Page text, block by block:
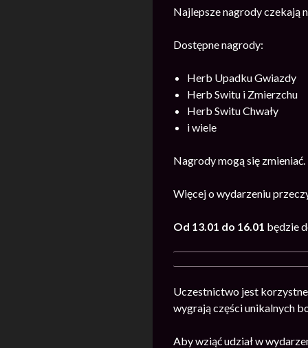
Najlepsze nagrody czekają
Dostępne nagrody:
Herb Upadku Gwiazdy
Herb Switu i Zmierzchu
Herb Switu Chwały
i wiele
Nagrody mogą się zmieniać.
Więcej o wydarzeniu
Od 13.01 do 16.01 będzie
Uczestnictwo jest
wygrają części unikalnych
Aby wziąć udział w